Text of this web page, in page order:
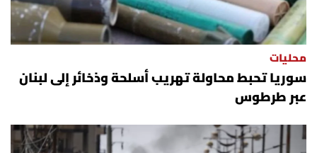
محليات
سوريا تحبط محاولة تهريب أسلحة وذخائر إلى لبنان
عبر طرطوس